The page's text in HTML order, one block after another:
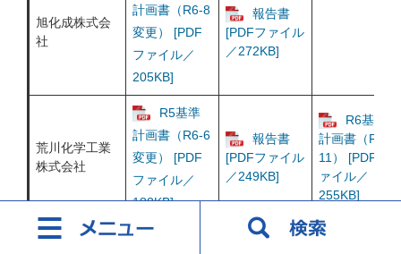
旭化成株式会
社
計画書（R6-8
変更） [PDF
ファイル／
205KB]
報告書
[PDFファイル
／272KB]
荒川化学工業
株式会社
R5基準
計画書（R6-6
変更） [PDF
ファイル／
188KB]
報告書
[PDFファイル
／249KB]
R6基準
計画書（R7-
11） [PDFフ
ァイル／
255KB]